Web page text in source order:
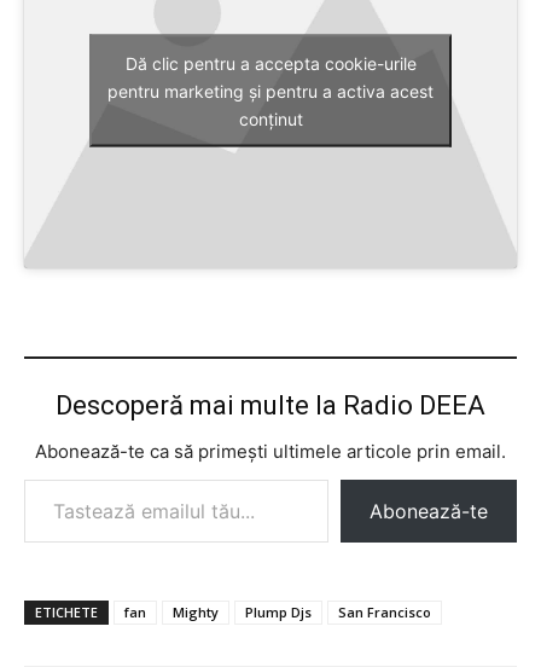
Dă clic pentru a accepta cookie-urile
pentru marketing și pentru a activa acest
conținut
Descoperă mai multe la Radio DEEA
Abonează-te ca să primești ultimele articole prin email.
Tastează emailul tău...
Abonează-te
ETICHETE fan Mighty Plump Djs San Francisco